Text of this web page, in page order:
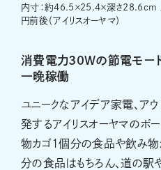
内寸：約46.5×25.4×深さ
円前後（アイリスオーヤマ）
消費電力30Wの節電モー
一晩稼働
ユニークなアイデア家電、ア
発するアイリスオーヤマのポ
物カゴ1個分の食品や飲み
分の食品はもちろん、道の駅